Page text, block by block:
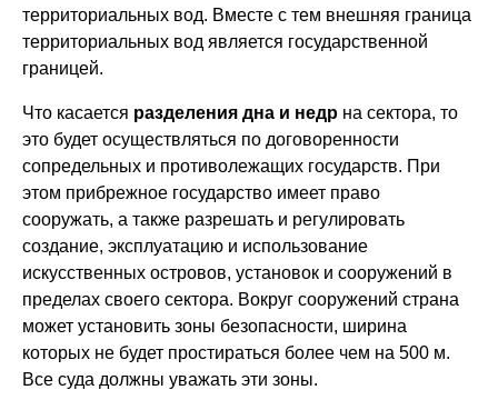
территориальных вод. Вместе с тем внешняя граница
территориальных вод является государственной
границей.
Что касается разделения дна и недр на сектора, то
это будет осуществляться по договоренности
сопредельных и противолежащих государств. При
этом прибрежное государство имеет право
сооружать, а также разрешать и регулировать
создание, эксплуатацию и использование
искусственных островов, установок и сооружений в
пределах своего сектора. Вокруг сооружений страна
может установить зоны безопасности, ширина
которых не будет простираться более чем на 500 м.
Все суда должны уважать эти зоны.